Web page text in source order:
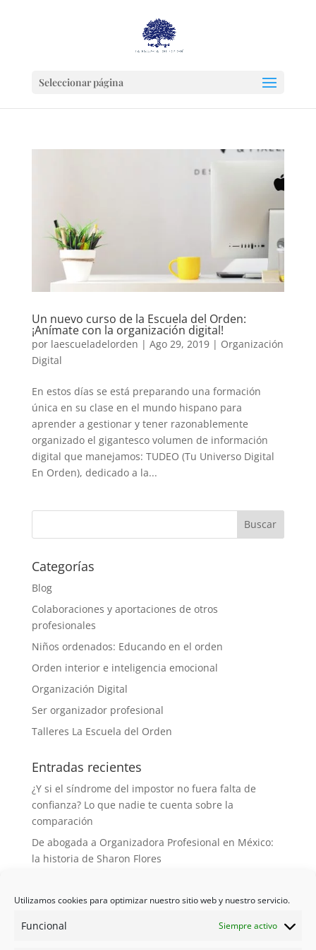
Utilizamos cookies para optimizar nuestro sitio web y nuestro servicio.
Funcional Siempre activo
Seleccionar página
Un nuevo curso de la Escuela del Orden:
¡Anímate con la organización digital!
por laescueladelorden | Ago 29, 2019| Organización
Digital
En estos días se está preparando una formación
única en su clase en el mundo hispano para
aprender a gestionar y tener razonablemente
organizado el gigantesco volumen de información
digital que manejamos: TUDEO (Tu Universo Digital
En Orden), dedicado a la...
Categorías
Blog
Colaboraciones y aportaciones de otros
profesionales
Niños ordenados: Educando en el orden
Orden interior e inteligencia emocional
Organización Digital
Ser organizador profesional
Talleres La Escuela del Orden
Entradas recientes
¿Y si el síndrome del impostor no fuera falta de
confianza? Lo que nadie te cuenta sobre la
comparación
De abogada a Organizadora Profesional en México:
la historia de Sharon Flores
vocación: la historia de Elena y La Semilla del Orden
el orden se convirtió en mi vocación